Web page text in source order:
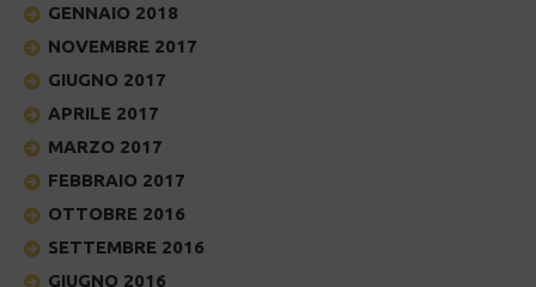
GENNAIO 2018
NOVEMBRE 2017
GIUGNO 2017
APRILE 2017
MARZO 2017
FEBBRAIO 2017
OTTOBRE 2016
SETTEMBRE 2016
GIUGNO 2016